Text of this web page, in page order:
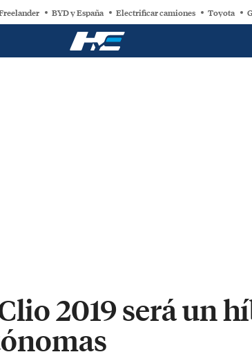
BYD y España Electrificar camiones Toyota
2019 será un